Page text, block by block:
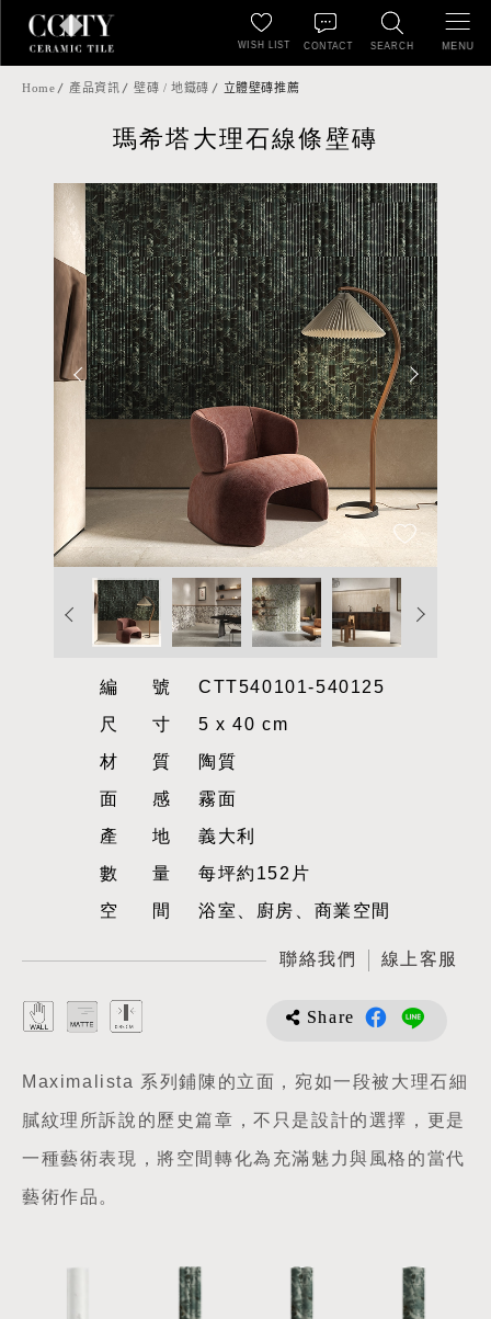
SEARCH
WISH LIST CONTACT MENU
Home 產品資訊 壁磚 / 地鐵磚 立體壁磚推薦
瑪希塔大理石線條壁磚
編號CTT540101-540125
尺寸5 x 40 cm
材質陶質
面感霧面
產地義大利
數量每坪約152片
空間浴室、廚房、商業空間
聯絡我們 線上客服
Share
Maximalista 系列鋪陳的立面，宛如一段被大理石細
膩紋理所訴說的歷史篇章，不只是設計的選擇，更是
一種藝術表現，將空間轉化為充滿魅力與風格的當代
藝術作品。